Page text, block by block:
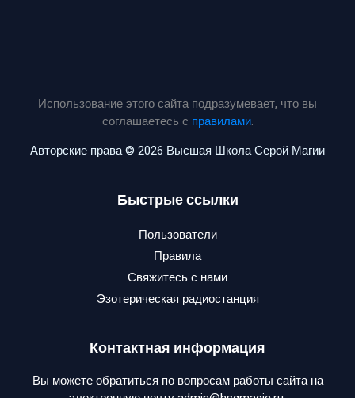
Использование этого сайта подразумевает, что вы
соглашаетесь с правилами.
Авторские права © 2026 Высшая Школа Серой Магии
Быстрые ссылки
Пользователи
Правила
Свяжитесь с нами
Эзотерическая радиостанция
Контактная информация
Вы можете обратиться по вопросам работы сайта на